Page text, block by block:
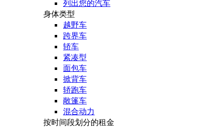
列出您的汽车
身体类型
越野车
跨界车
轿车
紧凑型
面包车
掀背车
轿跑车
敞篷车
混合动力
按时间段划分的租金